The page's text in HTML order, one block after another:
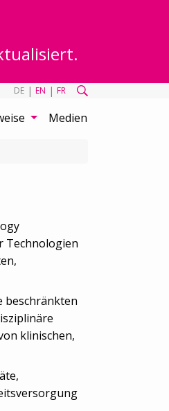
DE | EN | FR
Medien
Technologien
beschränkten
klinischen,